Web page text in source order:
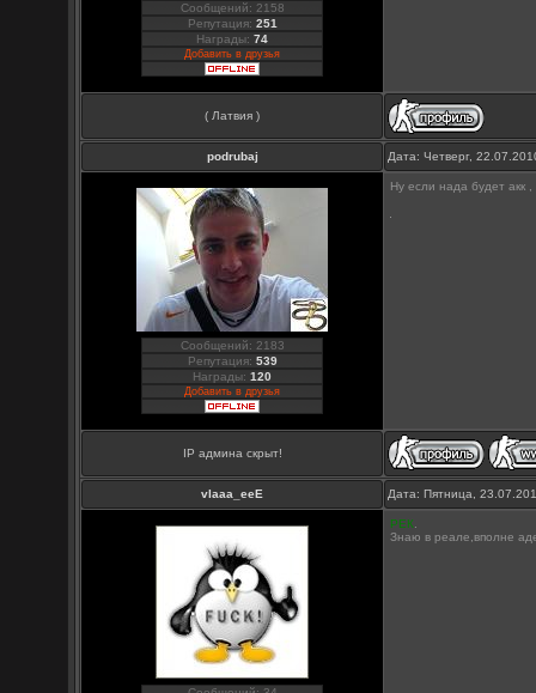
Сообщений: 2158
Репутация: 251
Награды:74
Добавить в друзья
( Латвия )
podrubaj Дата: Четверг,
Сообщений: 2183
Репутация: 539
Награды:120
Добавить в друзья
Ну если нада будет акк
IP админа скрыт!
vlaaa_eeE Дата: Пятница,
РЕК.
Знаю в реале,вполне